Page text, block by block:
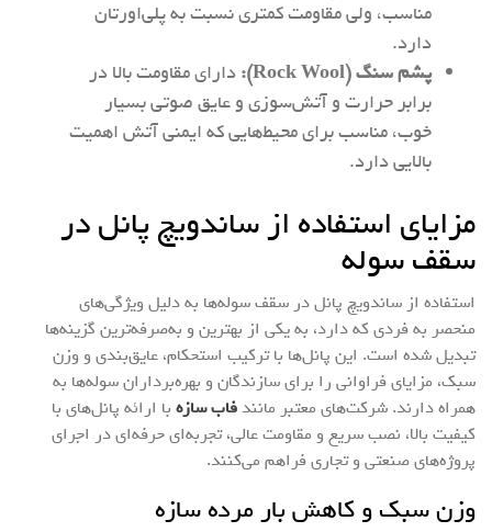
مناسب، ولی مقاومت کمتری نسبت به پلی‌اورتان
دارد.
پشم سنگ (Rock Wool):
دارای مقاومت بالا در
برابر حرارت و آتش‌سوزی و عایق صوتی بسیار
خوب، مناسب برای محیط‌هایی که ایمنی آتش اهمیت
بالایی دارد.
مزایای استفاده از ساندویچ پانل در
سقف سوله
استفاده از ساندویچ پانل در سقف سوله‌ها به دلیل ویژگی‌های
منحصر به فردی که دارد، به یکی از بهترین و به‌صرفه‌ترین گزینه‌ها
تبدیل شده است. این پانل‌ها با ترکیب استحکام، عایق‌بندی و وزن
سبک، مزایای فراوانی را برای سازندگان و بهره‌برداران سوله‌ها به
همراه دارند. شرکت‌های معتبر مانندفاب سازه با ارائه پانل‌های با
کیفیت بالا، نصب سریع و مقاومت عالی، تجربه‌ای حرفه‌ای در اجرای
پروژه‌های صنعتی و تجاری فراهم می‌کنند.
وزن سبک و کاهش بار مرده سازه